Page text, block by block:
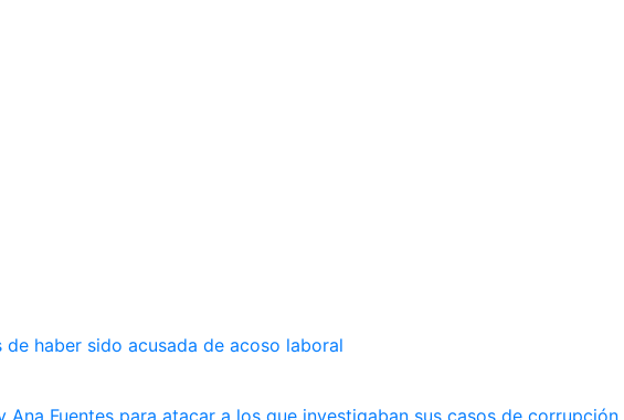
haber sido acusada de acoso laboral
Fuentes para atacar a los que investigaban sus casos de corrupción